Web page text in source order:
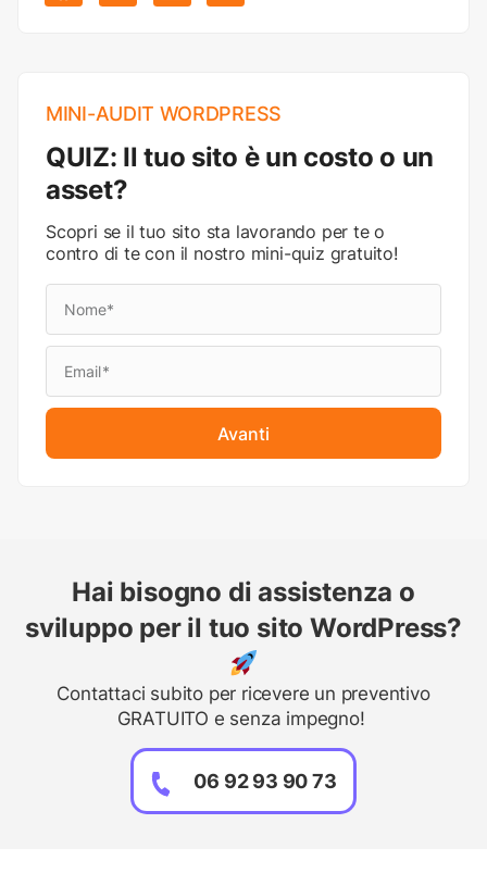
MINI-AUDIT WORDPRESS
QUIZ: Il tuo sito è un costo o un
asset?
Scopri se il tuo sito sta lavorando per te o
contro di te con il nostro mini-quiz gratuito!
Avanti
Hai bisogno di assistenza o
sviluppo per il tuo sito WordPress?
Contattaci subito per ricevere un preventivo
GRATUITO e senza impegno!
06 92 93 90 73